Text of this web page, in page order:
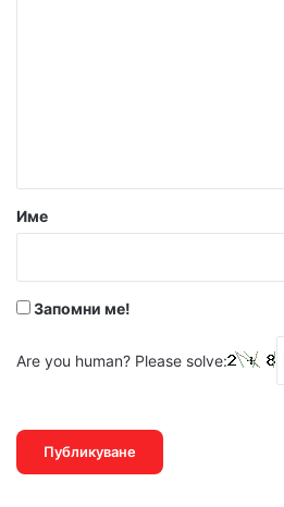
р
Име
Запомни ме!
Are you human? Please solve: